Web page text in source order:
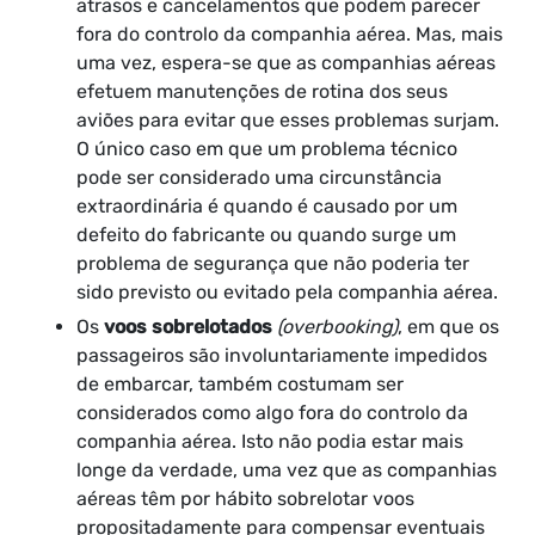
atrasos e cancelamentos que podem parecer
fora do controlo da companhia aérea. Mas, mais
uma vez, espera-se que as companhias aéreas
efetuem manutenções de rotina dos seus
aviões para evitar que esses problemas surjam.
O único caso em que um problema técnico
pode ser considerado uma circunstância
extraordinária é quando é causado por um
defeito do fabricante ou quando surge um
problema de segurança que não poderia ter
sido previsto ou evitado pela companhia aérea.
Os voos sobrelotados (overbooking), em que os
passageiros são involuntariamente impedidos
de embarcar, também costumam ser
considerados como algo fora do controlo da
companhia aérea. Isto não podia estar mais
longe da verdade, uma vez que as companhias
aéreas têm por hábito sobrelotar voos
propositadamente para compensar eventuais